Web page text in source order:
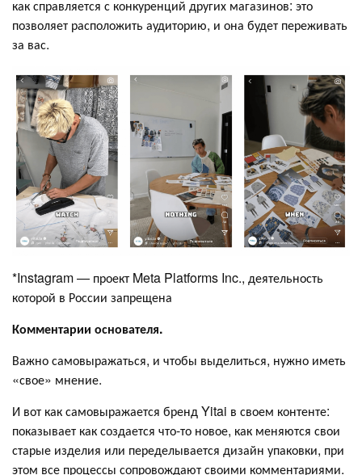
как справляется с конкуренций других магазинов: это
позволяет расположить аудиторию, и она будет переживать
за вас.
*Instagram — проект Meta Platforms Inc., деятельность
которой в России запрещена
Комментарии основателя.
Важно самовыражаться, и чтобы выделиться, нужно иметь
«свое» мнение.
И вот как самовыражается бренд Yitai в своем контенте:
показывает как создается что-то новое, как меняются свои
старые изделия или переделывается дизайн упаковки, при
этом все процессы сопровождают своими комментариями.